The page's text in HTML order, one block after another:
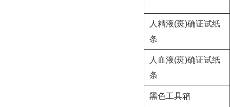
人精液(斑)确证试纸
条
人血液(斑)确证试纸
条
黑色工具箱